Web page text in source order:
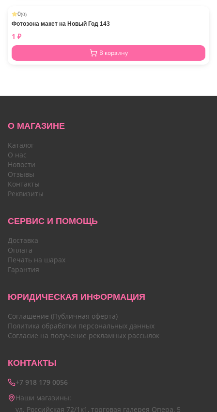
0(0)
Фотозона макет на Новый Год 143
1 ₽
В корзину
О МАГАЗИНЕ
Каталог
О нас
Новости
Отзывы
Контакты
Реквизиты
СЕРВИС И ПОМОЩЬ
Доставка
Оплата
Печать на шарах
Гарантия
ЮРИДИЧЕСКАЯ ИНФОРМАЦИЯ
Соглашение (Публичная оферта)
Политика обработки персональных данных
Согласие на получение рекламных рассылок
КОНТАКТЫ
+7 918 179 0056
Наши магазины:
ул. Российская 72/1к1, торговая галерея Опера, 5